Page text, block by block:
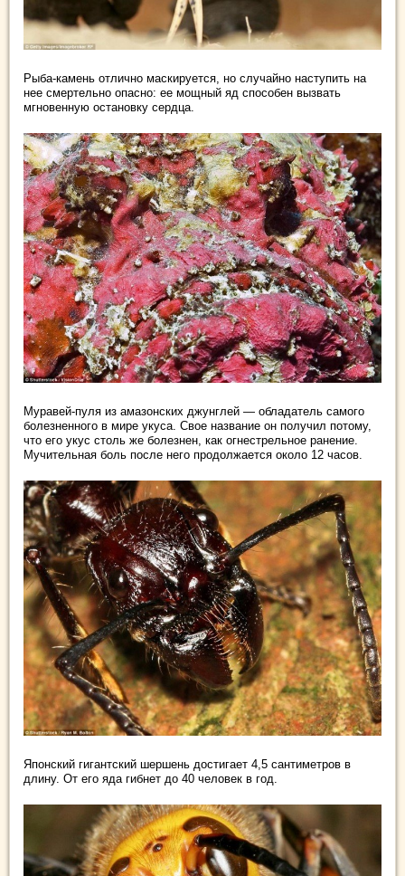
Рыба-камень отлично маскируется, но случайно наступить на
нее смертельно опасно: ее мощный яд способен вызвать
мгновенную остановку сердца.
Муравей-пуля из амазонских джунглей — обладатель самого
болезненного в мире укуса. Свое название он получил потому,
что его укус столь же болезнен, как огнестрельное ранение.
Мучительная боль после него продолжается около 12 часов.
Японский гигантский шершень достигает 4,5 сантиметров в
длину. От его яда гибнет до 40 человек в год.